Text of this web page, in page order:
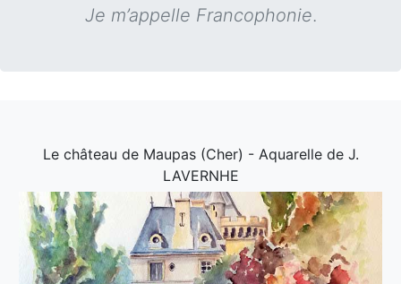
Je m’appelle Francophonie.
Le château de Maupas (Cher) - Aquarelle de J.
LAVERNHE